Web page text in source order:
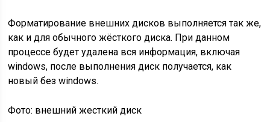
Форматирование внешних дисков выполняется так же,
как и для обычного жёсткого диска. При данном
процессе будет удалена вся информация, включая
windows, после выполнения диск получается, как
новый без windows.
Фото: внешний жесткий диск